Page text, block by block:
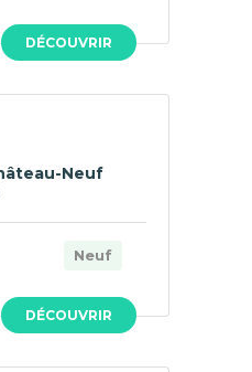
DÉCOUVRIR
DÉCOUVRIR
Neuf
Neuf